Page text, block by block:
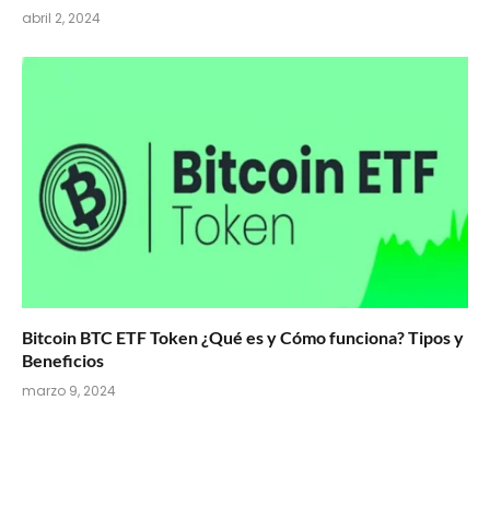
abril 2, 2024
Bitcoin BTC ETF Token ¿Qué es y Cómo funciona? Tipos y
Beneficios
marzo 9, 2024